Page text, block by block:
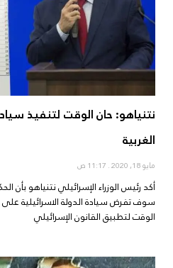
نتنياهو: حان الوقت لتنفيذ
الغربية
مايو 18, 2020
أكد رئيس الوزراء الإسرائيلي نتنياهو بأن
سوف تفرض سيادة الدولة الاسرائيلية على
الوقت لتطبيق القانون الإسرائيلي